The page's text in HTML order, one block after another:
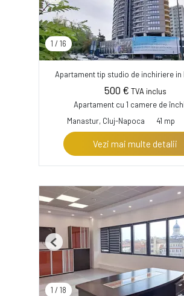
1 / 16
Apartament tip studio de inchiriere in
500 € TVA inclus
Apartament cu 1 camere de
Manastur, Cluj-Napoca
41 mp
Vezi mai multe detalii
1 / 18
Previous